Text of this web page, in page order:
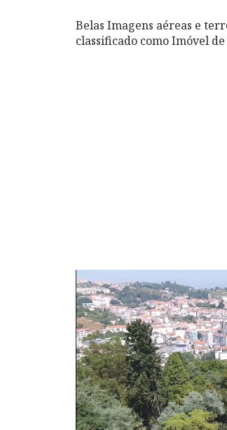
Belas Imagens aéreas e
classificado como Imóvel